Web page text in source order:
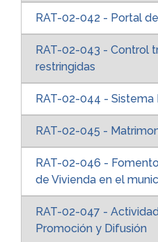
RAT-02-042 - Portal
RAT-02-043 - Control
restringidas
RAT-02-044 -
RAT-02-045 -
RAT-02-046 -
de Vivienda en el
RAT-02-047 -
Promoción y Difusión